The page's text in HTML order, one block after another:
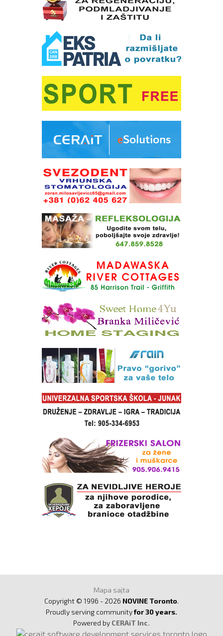
Mapa sajta
Copyright © 1996 - 2026 NOVINE Toronto.
Proudly serving communityfor 30 years.
Powered by CERAiT Inc.